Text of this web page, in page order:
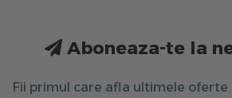
Aboneaza-te la
Fii primul care afla ultimele oferte